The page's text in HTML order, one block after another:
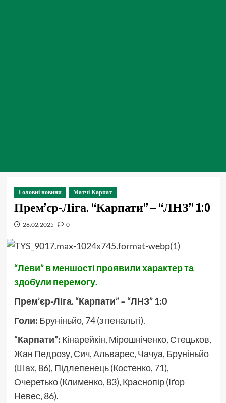
Головні новини Матчі Карпат
Прем’єр-Ліга. “Карпати” – “ЛНЗ” 1:0
28.02.2025 0
“Леви” в меншості проявили характер та
здобули перемогу.
Прем’єр-Ліга. “Карпати” – “ЛНЗ” 1:0
Голи: Бруніньйо, 74 (з пенальті).
“Карпати”: Кінарейкін, Мірошніченко, Стецьков,
Жан Педрозу, Сич, Альварес, Чачуа, Бруніньйо
(Шах, 86), Підлепенець (Костенко, 71),
Очеретько (Клименко, 83), Краснопір (Іґор
Невес, 86).